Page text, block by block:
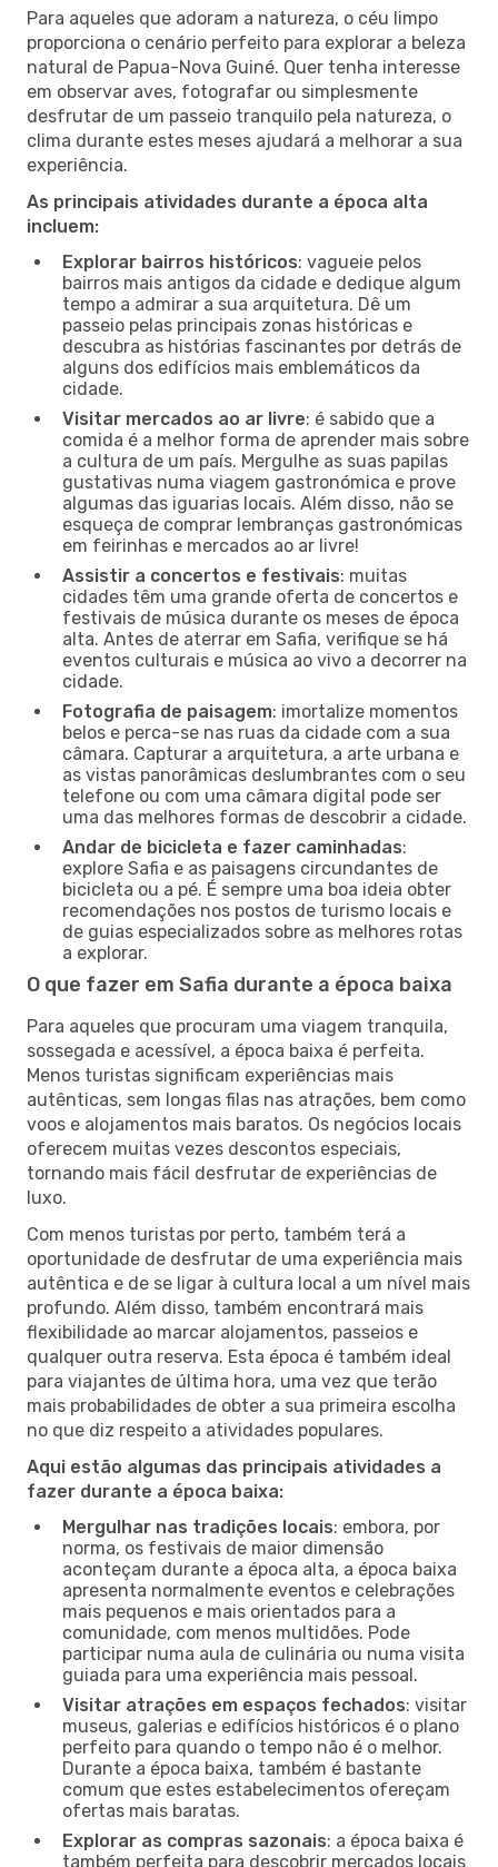
Para aqueles que adoram a natureza, o céu limpo
proporciona o cenário perfeito para explorar a beleza
natural de Papua-Nova Guiné. Quer tenha interesse
em observar aves, fotografar ou simplesmente
desfrutar de um passeio tranquilo pela natureza, o
clima durante estes meses ajudará a melhorar a sua
experiência.
As principais atividades durante a época alta
incluem:
Explorar bairros históricos: vagueie pelos
bairros mais antigos da cidade e dedique algum
tempo a admirar a sua arquitetura. Dê um
passeio pelas principais zonas históricas e
descubra as histórias fascinantes por detrás de
alguns dos edifícios mais emblemáticos da
cidade.
Visitar mercados ao ar livre: é sabido que a
comida é a melhor forma de aprender mais sobre
a cultura de um país. Mergulhe as suas papilas
gustativas numa viagem gastronómica e prove
algumas das iguarias locais. Além disso, não se
esqueça de comprar lembranças gastronómicas
em feirinhas e mercados ao ar livre!
Assistir a concertos e festivais: muitas
cidades têm uma grande oferta de concertos e
festivais de música durante os meses de época
alta. Antes de aterrar em Safia, verifique se há
eventos culturais e música ao vivo a decorrer na
cidade.
Fotografia de paisagem: imortalize momentos
belos e perca-se nas ruas da cidade com a sua
câmara. Capturar a arquitetura, a arte urbana e
as vistas panorâmicas deslumbrantes com o seu
telefone ou com uma câmara digital pode ser
uma das melhores formas de descobrir a cidade.
Andar de bicicleta e fazer caminhadas:
explore Safia e as paisagens circundantes de
bicicleta ou a pé. É sempre uma boa ideia obter
recomendações nos postos de turismo locais e
de guias especializados sobre as melhores rotas
a explorar.
O que fazer em Safia durante a época baixa
Para aqueles que procuram uma viagem tranquila,
sossegada e acessível, a época baixa é perfeita.
Menos turistas significam experiências mais
autênticas, sem longas filas nas atrações, bem como
voos e alojamentos mais baratos. Os negócios locais
oferecem muitas vezes descontos especiais,
tornando mais fácil desfrutar de experiências de
luxo.
Com menos turistas por perto, também terá a
oportunidade de desfrutar de uma experiência mais
autêntica e de se ligar à cultura local a um nível mais
profundo. Além disso, também encontrará mais
flexibilidade ao marcar alojamentos, passeios e
qualquer outra reserva. Esta época é também ideal
para viajantes de última hora, uma vez que terão
mais probabilidades de obter a sua primeira escolha
no que diz respeito a atividades populares.
Aqui estão algumas das principais atividades a
fazer durante a época baixa:
Mergulhar nas tradições locais: embora, por
norma, os festivais de maior dimensão
aconteçam durante a época alta, a época baixa
apresenta normalmente eventos e celebrações
mais pequenos e mais orientados para a
comunidade, com menos multidões. Pode
participar numa aula de culinária ou numa visita
guiada para uma experiência mais pessoal.
Visitar atrações em espaços fechados: visitar
museus, galerias e edifícios históricos é o plano
perfeito para quando o tempo não é o melhor.
Durante a época baixa, também é bastante
comum que estes estabelecimentos ofereçam
ofertas mais baratas.
Explorar as compras sazonais: a época baixa é
também perfeita para descobrir mercados locais